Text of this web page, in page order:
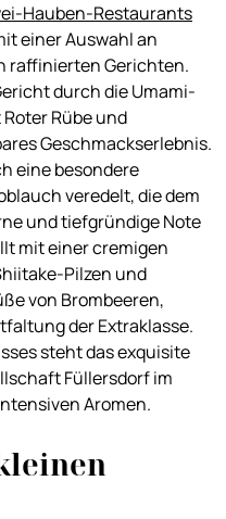
Hauben-Restaurants
einer Auswahl an
raffinierten Gerichten.
durch die Umami-
Rübe und
Geschmackserlebnis.
eine besondere
veredelt, die dem
und tiefgründige Note
mit einer cremigen
Pilzen und
von Brombeeren,
der Extraklasse.
steht das exquisite
Füllersdorf im
Aromen.